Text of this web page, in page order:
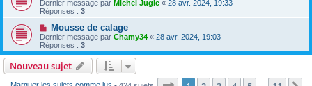
Dernier message par Michel Jugie « 28 avr. 2024, 19:33
Réponses : 3
Mousse de calage
Dernier message par Chamy34 « 28 avr. 2024, 19:03
Réponses : 3
Nouveau sujet